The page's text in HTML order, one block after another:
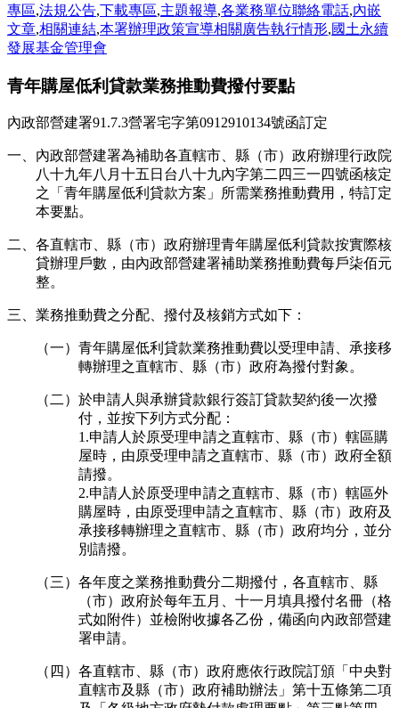
專區,法規公告,下載專區,主題報導,各業務單位聯絡電話,內嵌
文章,相關連結,本署辦理政策宣導相關廣告執行情形,國土永續
發展基金管理會
青年購屋低利貸款業務推動費撥付要點
內政部營建署91.7.3營署宅字第0912910134號函訂定
一、內政部營建署為補助各直轄市、縣（市）政府辦理行政院
八十九年八月十五日台八十九內字第二四三一四號函核定
之「青年購屋低利貸款方案」所需業務推動費用，特訂定
本要點。
二、各直轄市、縣（市）政府辦理青年購屋低利貸款按實際核
貸辦理戶數，由內政部營建署補助業務推動費每戶柒佰元
整。
三、業務推動費之分配、撥付及核銷方式如下：
（一）青年購屋低利貸款業務推動費以受理申請、承接移
轉辦理之直轄市、縣（市）政府為撥付對象。
（二）於申請人與承辦貸款銀行簽訂貸款契約後一次撥
付，並按下列方式分配：
1.申請人於原受理申請之直轄市、縣（市）轄區購
屋時，由原受理申請之直轄市、縣（市）政府全額
請撥。
2.申請人於原受理申請之直轄市、縣（市）轄區外
購屋時，由原受理申請之直轄市、縣（市）政府及
承接移轉辦理之直轄市、縣（市）政府均分，並分
別請撥。
（三）各年度之業務推動費分二期撥付，各直轄市、縣
（市）政府於每年五月、十一月填具撥付名冊（格
式如附件）並檢附收據各乙份，備函向內政部營建
署申請。
（四）各直轄市、縣（市）政府應依行政院訂頒「中央對
直轄市及縣（市）政府補助辦法」第十五條第二項